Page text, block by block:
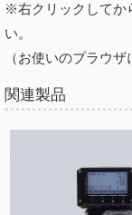
※右クリックしてか
い。
（お使いのプラウ
関連製品